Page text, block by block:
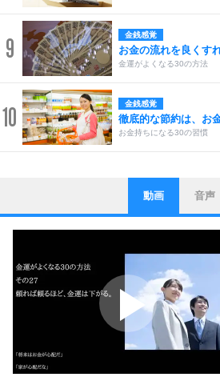
9 金銭感覚
お金の流れを良くす
金運がよくなる30の方法
10 金銭感覚
徹底的な節約は、お
お金持ちになる30の習慣
1
ストレス対策
他人と比べない。
いっそのこと、他人
いらいらしない人になる30
プラス思考
ポジティブになれな
ポジティブ思考になる30の
ストレス対策
人生、なんとかなる
気楽に生きる30の方法
動画 音声